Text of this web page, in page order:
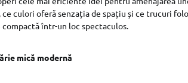
culori oferă senzația de spațiu și ce trucuri
într-un loc spectaculos.
mică modernă